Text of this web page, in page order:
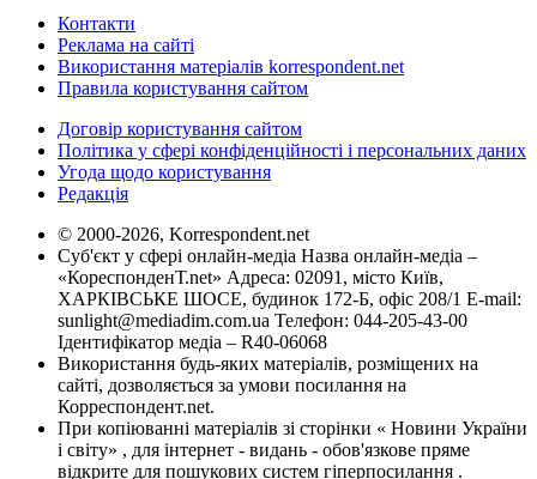
Контакти
Реклама на сайті
Використання матеріалів korrespondent.net
Правила користування сайтом
Договір користування сайтом
Політика у сфері конфіденційності і персональних даних
Угода щодо користування
Редакція
© 2000-2026, Korrespondent.net
Суб'єкт у сфері онлайн-медіа Назва онлайн-медіа –
«КореспонденТ.net» Адреса: 02091, місто Київ,
ХАРКІВСЬКЕ ШОСЕ, будинок 172-Б, офіс 208/1 E-mail:
sunlight@mediadim.com.ua Телефон: 044-205-43-00
Ідентифікатор медіа – R40-06068
Використання будь-яких матеріалів, розміщених на
сайті, дозволяється за умови посилання на
Корреспондент.net.
При копіюванні матеріалів зі сторінки « Новини України
і світу» , для інтернет - видань - обов'язкове пряме
відкрите для пошукових систем гіперпосилання .